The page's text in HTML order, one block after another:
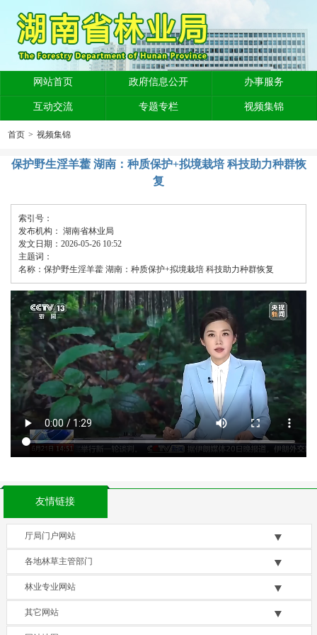
网站首页 政府信息公开 办事服务
互动交流 专题专栏 视频集锦
首页 > 视频集锦
保护野生淫羊藿 湖南：种质保护+拟境栽培 科技助力种群恢
复
索引号：
发布机构： 湖南省林业局
发文日期：2026-05-26 10:52
主题词：
名称：保护野生淫羊藿 湖南：种质保护+拟境栽培 科技助力种群恢复
友情链接
厅局门户网站
各地林草主管部门
林业专业网站
其它网站